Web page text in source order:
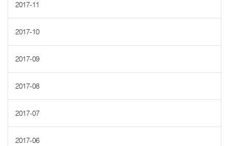
2017-11
2017-10
2017-09
2017-08
2017-07
2017-06